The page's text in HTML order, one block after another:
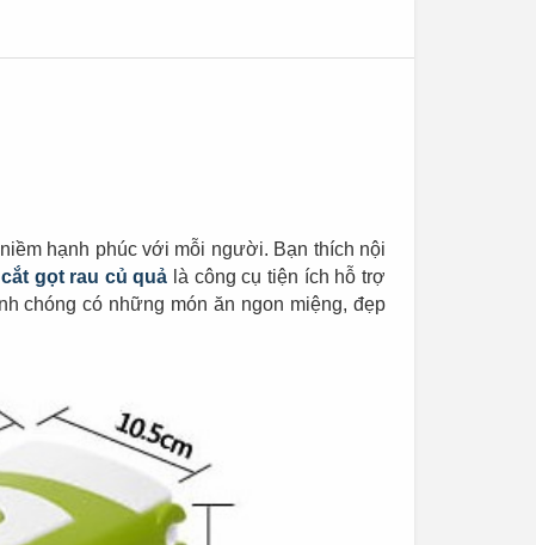
hạnh phúc với mỗi người. Bạn thích nội
gọt rau củ quả là công cụ tiện ích hỗ trợ
chóng có những món ăn ngon miệng, đẹp